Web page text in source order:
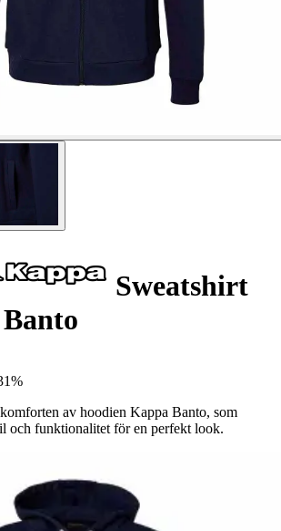
Sweatshirt
av hoodien Kappa Banto, som
och funktionalitet för en perfekt look.